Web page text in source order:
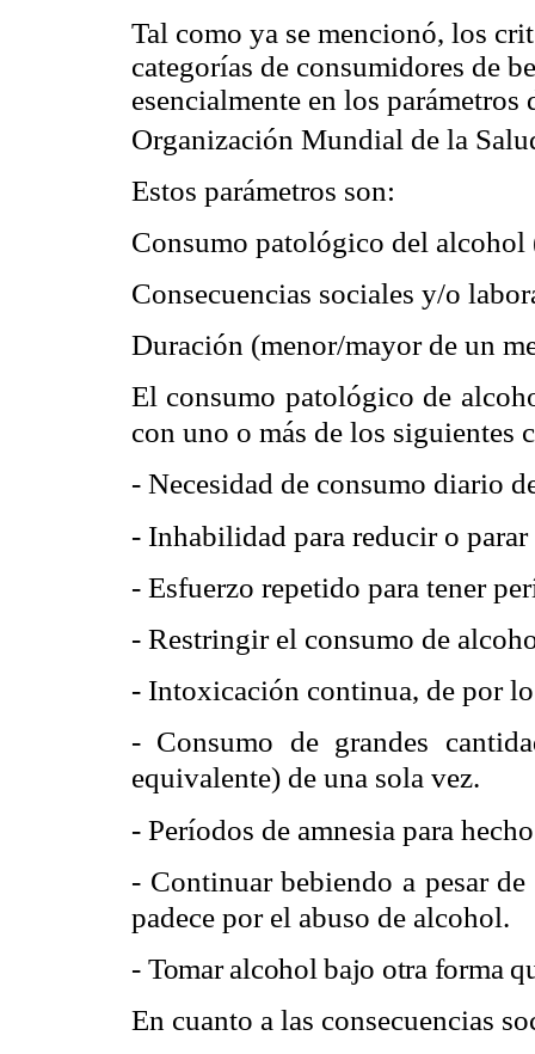
Tal como ya se mencionó, los
categorías de consumidores de
esencialmente en los
Organización Mundial de la
Estos parámetros son:
Consumo patológico del alcohol
Consecuencias sociales y/o
Duración (menor/mayor de un
El consumo patológico de
con uno o más de los siguientes
- Necesidad de consumo diario
- Inhabilidad para reducir o
- Esfuerzo repetido para tener
- Restringir el consumo de
- Intoxicación continua, de por
- Consumo de grandes
equivalente) de una sola vez.
- Períodos de amnesia para
- Continuar bebiendo a pesar
padece por el abuso de alcohol.
- Tomar alcohol bajo otra forma
En cuanto a las consecuencias